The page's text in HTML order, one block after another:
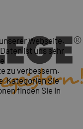
Webseite.
ist uns sehr
zu verbessern.
Kategorien Sie
finden Sie in